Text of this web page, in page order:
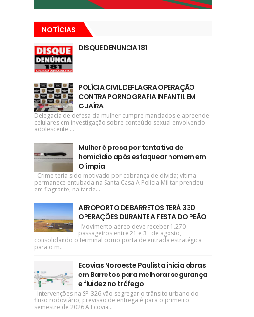
NOTÍCIAS
DISQUE DENUNCIA 181
POLÍCIA CIVIL DEFLAGRA OPERAÇÃO
CONTRA PORNOGRAFIA INFANTIL EM
GUAÍRA
Delegacia de defesa da mulher cumpre mandados e apreende
celulares em investigação sobre conteúdo sexual envolvendo
adolescente ...
Mulher é presa por tentativa de
homicídio após esfaquear homem em
Olímpia
Crime teria sido motivado por cobrança de dívida; vítima
permanece entubada na Santa Casa A Polícia Militar prendeu
em flagrante, na tarde...
AEROPORTO DE BARRETOS TERÁ 330
OPERAÇÕES DURANTE A FESTA DO PEÃO
Movimento aéreo deve receber 1.270
passageiros entre 21 e 31 de agosto,
consolidando o terminal como porta de entrada estratégica
para o m...
Ecovias Noroeste Paulista inicia obras
em Barretos para melhorar segurança
e fluidez no tráfego
Intervenções na SP-326 vão segregar o trânsito urbano do
fluxo rodoviário; previsão de entrega é para o primeiro
semestre de 2026 A Ecovia...